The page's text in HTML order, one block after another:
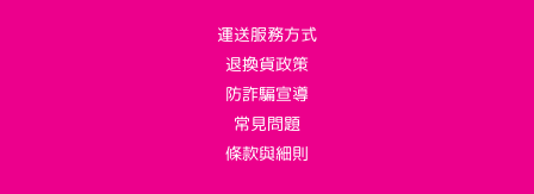
運送服務方式
退換貨政策
防詐騙宣導
常見問題
條款與細則